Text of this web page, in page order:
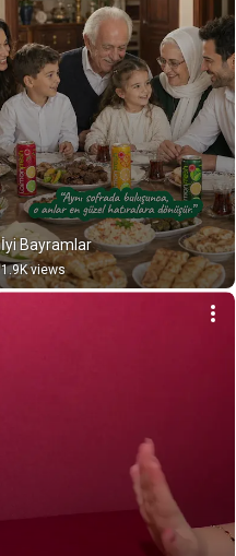
İyi Bayramlar
1.9K views